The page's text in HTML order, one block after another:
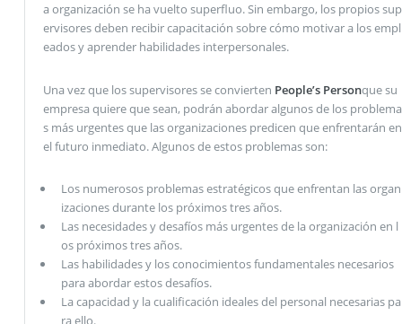
a organización se ha vuelto superfluo. Sin embargo, los propios sup
ervisores deben recibir capacitación sobre cómo motivar a los empl
eados y aprender habilidades interpersonales.
Una vez que los supervisores se convierten People’s Personque su
empresa quiere que sean, podrán abordar algunos de los problema
s más urgentes que las organizaciones predicen que enfrentarán en
el futuro inmediato. Algunos de estos problemas son:
Los numerosos problemas estratégicos que enfrentan las organ
izaciones durante los próximos tres años.
Las necesidades y desafíos más urgentes de la organización en l
os próximos tres años.
Las habilidades y los conocimientos fundamentales necesarios
para abordar estos desafíos.
La capacidad y la cualificación ideales del personal necesarias pa
ra ello.